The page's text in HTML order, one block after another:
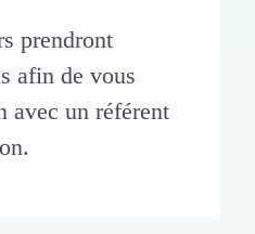
prendront
afin de vous
avec un référent